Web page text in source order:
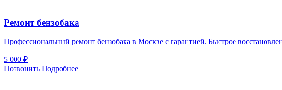
Ремонт бензобака
Профессиональный ремонт бензобака в Москве с гарантией. Быстрое
5 000 ₽
Позвонить Подробнее